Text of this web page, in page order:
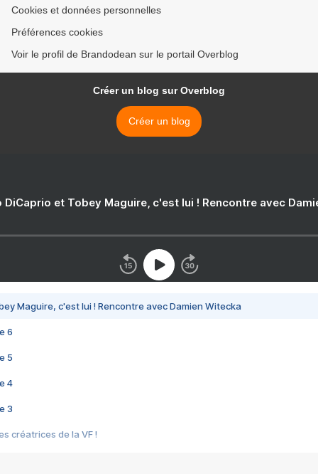
Cookies et données personnelles
Préférences cookies
Voir le profil de Brandodean sur le portail Overblog
Créer un blog sur Overblog
Créer un blog
DiCaprio et Tobey Maguire, c'est lui ! Rencontre avec
Maguire, c'est lui ! Rencontre avec Damien Witecka
6
5
4
3
créatrices de la VF !